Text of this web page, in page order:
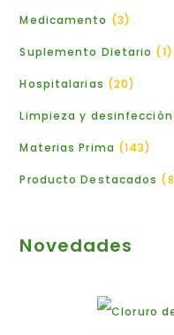
Medicamento 3
Suplemento Dietario 1
Hospitalarias 20
Limpieza y desinfección
Materias Prima 143
Producto Destacados 8
Novedades